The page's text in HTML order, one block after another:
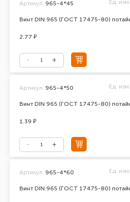
Винт DIN 965 (ГОСТ 17475-80)
Артикул: 965-4*45 Ед. изм.
2.77 ₽
Винт DIN 965 (ГОСТ 17475-80)
Артикул: 965-4*50 Ед. изм.
1.39 ₽
Винт DIN 965 (ГОСТ 17475-80)
Артикул: 965-4*60 Ед. изм.